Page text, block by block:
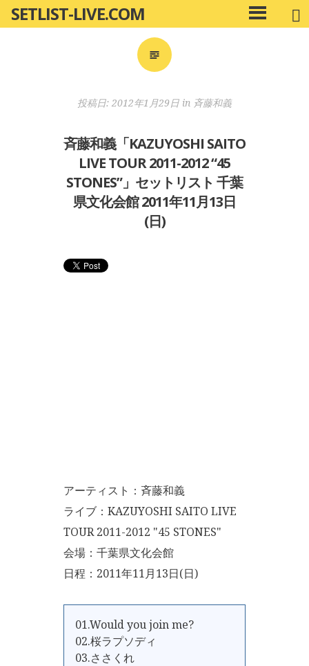
ン
SETLIST-LIVE.COM
メ
イ
投稿日: 2012年1月29日 in 斉藤和義
斉藤和義「KAZUYOSHI SAITO
LIVE TOUR 2011-2012 “45
STONES”」セットリスト 千葉
県文化会館 2011年11月13日
(日)
アーティスト：斉藤和義
ライブ：KAZUYOSHI SAITO LIVE
TOUR 2011-2012 "45 STONES"
会場：千葉県文化会館
日程：2011年11月13日(日)
01.Would you join me?
02.桜ラプソディ
03.ささくれ